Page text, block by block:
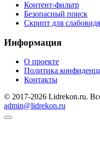
Контент-фильтр
Безопасный поиск
Скрипт для
Информация
О проекте
Политика
Контакты
© 2017-2026 Lidrekon.ru.
admin@lidrekon.ru